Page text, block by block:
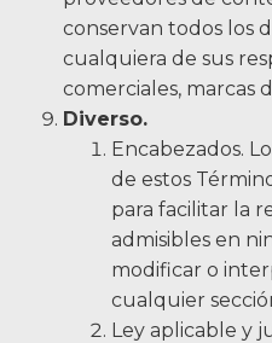
conservan todos los
cualquiera de sus
comerciales, marcas
Diverso.
Encabezados.
de estos
para facilitar la
admisibles en
modificar o
cualquier
Ley aplicable y